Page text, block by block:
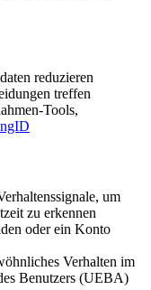
reduzieren
treffen
Tools,
um
zu erkennen
oder ein Konto
Verhalten im
Benutzers (UEBA)